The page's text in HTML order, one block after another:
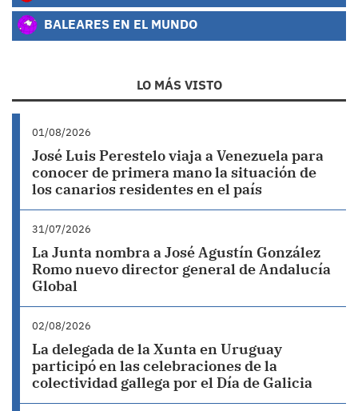
BALEARES EN EL MUNDO
LO MÁS VISTO
01/08/2026
José Luis Perestelo viaja a Venezuela para
conocer de primera mano la situación de
los canarios residentes en el país
31/07/2026
La Junta nombra a José Agustín González
Romo nuevo director general de Andalucía
Global
02/08/2026
La delegada de la Xunta en Uruguay
participó en las celebraciones de la
colectividad gallega por el Día de Galicia